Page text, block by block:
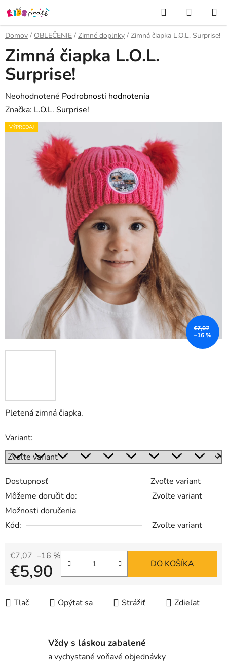
Prejsť
na
obsah
Hľadať
KOŠÍK
Domov / OBLEČENIE / Zimné doplnky / Zimná čiapka L.O.L. Surprise!
Pletená zimná čiapka.
Variant:
Dostupnosť
Zvoľte variant
Môžeme doručiť do:
Zvoľte variant
Možnosti doručenia
Kód:
Zvoľte variant
€7,07 –16 %
€5,90 DO KOŠÍKA
Tlač Opýtať sa Strážiť Zdieľať
Zimná čiapka L.O.L.
Surprise!
Priemerné
hodnotenie
produktu
Neohodnotené Podrobnosti hodnotenia
Značka: L.O.L. Surprise!
VÝPREDAJ
€7,07
–16 %
Vždy s láskou zabalené
a vychystané voňavé objednávky